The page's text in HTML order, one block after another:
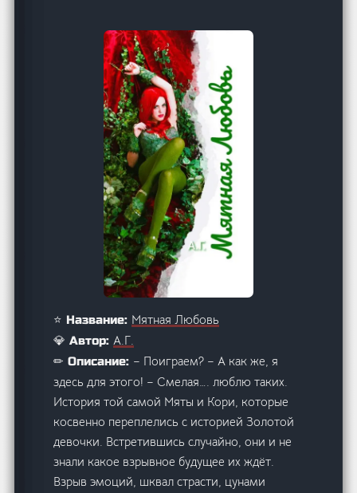
⭐ Название: Мятная Любовь
💎 Автор:А.Г.
✏ Описание: – Поиграем? – А как же, я
здесь для этого! – Смелая…. люблю таких.
История той самой Мяты и Кори, которые
косвенно переплелись с историей Золотой
девочки. Встретившись случайно, они и не
знали какое взрывное будущее их ждёт.
Взрыв эмоций, шквал страсти, цунами